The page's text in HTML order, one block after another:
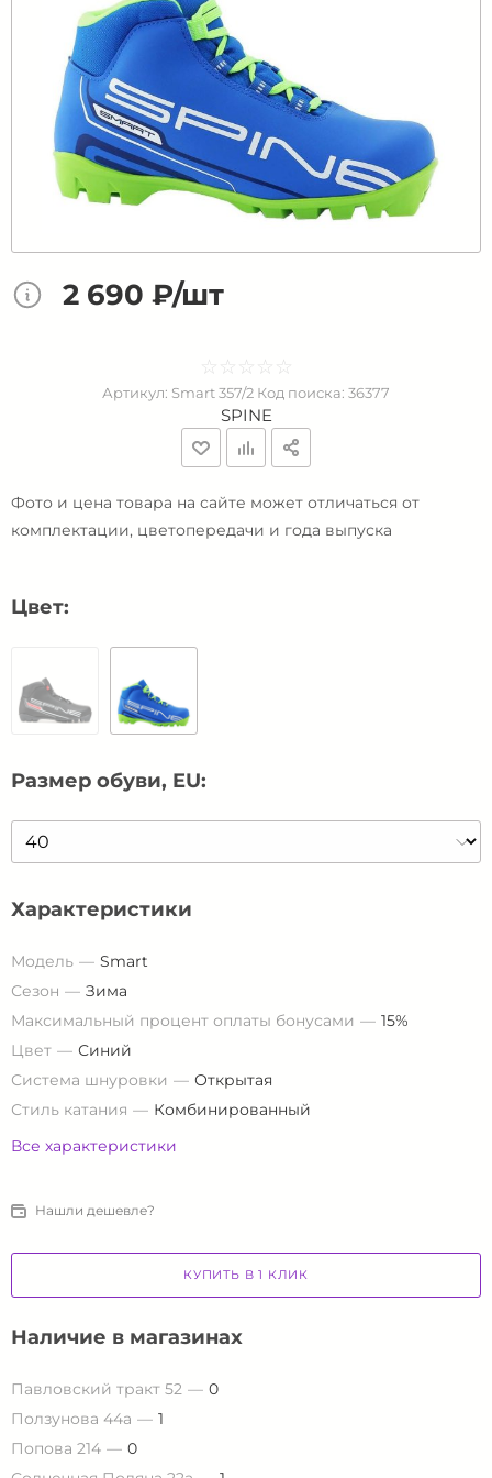
2 690 ₽/шт
☆ ☆ ☆ ☆ ☆
★ ★ ★ ★ ★
Артикул: Smart 357/2 Код поиска: 36377
SPINE
Фото и цена товара на сайте может отличаться от
комплектации, цветопередачи и года выпуска
Цвет:
Размер обуви, EU:
Характеристики
Модель
Smart
Сезон
Зима
Максимальный процент оплаты бонусами
15%
Цвет
Синий
Система шнуровки
Открытая
Стиль катания
Комбинированный
Все характеристики
Нашли дешевле?
КУПИТЬ В 1 КЛИК
Наличие в магазинах
Павловский тракт 52
0
Ползунова 44а
1
Попова 214
0